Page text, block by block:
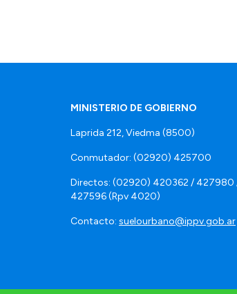
MINISTERIO DE GOBIERNO
Laprida 212, Viedma (8500)
Conmutador: (02920) 425700
Directos: (02920) 420362 / 427980
427596 (Rpv 4020)
Contacto: suelourbano@ippv.gob.ar